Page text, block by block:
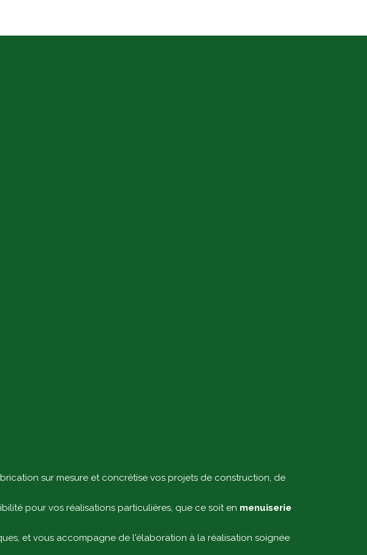
sur mesure et concrétise vos projets de construction, de
pour vos réalisations particulières, que ce soit en menuiserie
et vous accompagne de l'élaboration à la réalisation soignée